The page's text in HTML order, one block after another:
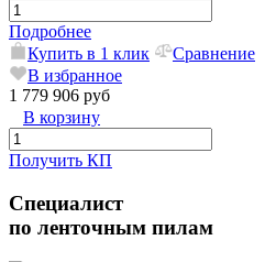
Подробнее
Купить в 1 клик
Сравнение
В избранное
1 779 906 руб
В корзину
Получить КП
Специалист
по ленточным пилам